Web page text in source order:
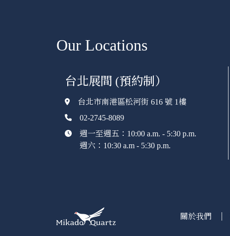
Our Locations
台北展間 (預約制）
台北市南港區松河街 616 號 1樓
02-2745-8089
週一至週五：10:00 a.m. - 5:30 p.m.
週六：10:30 a.m - 5:30 p.m.
關於我們